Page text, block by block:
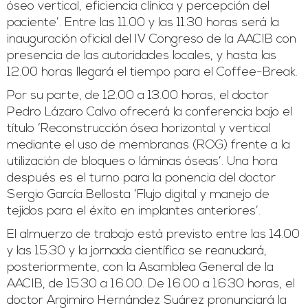
óseo vertical, eficiencia clínica y percepción del
paciente’. Entre las 11.00 y las 11.30 horas será la
inauguración oficial del IV Congreso de la AACIB con
presencia de las autoridades locales, y hasta las
12.00 horas llegará el tiempo para el Coffee-Break.
Por su parte, de 12.00 a 13.00 horas, el doctor
Pedro Lázaro Calvo ofrecerá la conferencia bajo el
título ‘Reconstrucción ósea horizontal y vertical
mediante el uso de membranas (ROG) frente a la
utilización de bloques o láminas óseas’. Una hora
después es el turno para la ponencia del doctor
Sergio García Bellosta ‘Flujo digital y manejo de
tejidos para el éxito en implantes anteriores’.
El almuerzo de trabajo está previsto entre las 14.00
y las 15.30 y la jornada científica se reanudará,
posteriormente, con la Asamblea General de la
AACIB, de 15.30 a 16.00. De 16.00 a 16.30 horas, el
doctor Argimiro Hernández Suárez pronunciará la